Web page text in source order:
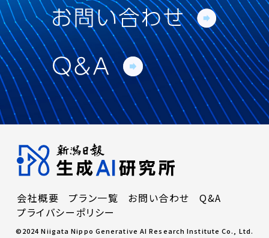
確認しました。
会社概要 プラン一覧 お問い合わせ
Q&A
プライバシーポリシー
©2024 Niigata Nippo Generative AI Research Institute Co., Ltd.